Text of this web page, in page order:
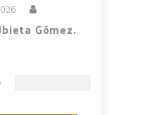
Gómez.